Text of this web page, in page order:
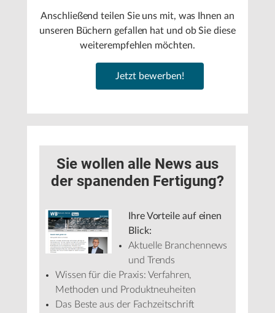
Anschließend teilen Sie uns mit, was Ihnen an
unseren Büchern gefallen hat und ob Sie diese
weiterempfehlen möchten.
Jetzt bewerben!
Sie wollen alle News aus
der spanenden Fertigung?
Ihre Vorteile auf einen
Blick:
Aktuelle Branchennews
und Trends
Wissen für die Praxis: Verfahren,
Methoden und Produktneuheiten
Das Beste aus der Fachzeitschrift